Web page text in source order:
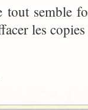
tout semble
les